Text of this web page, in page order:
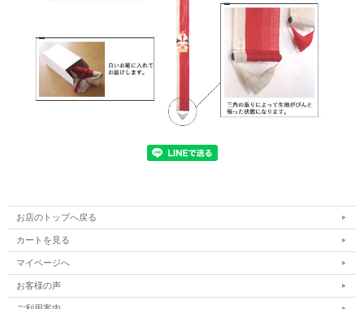
お店のトップへ戻る
カートを見る
マイページへ
お客様の声